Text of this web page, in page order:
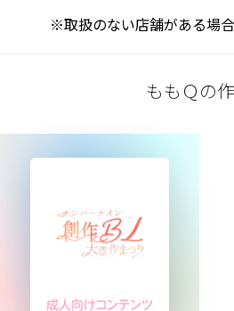
※取扱のない店舗がある場
ももＱの